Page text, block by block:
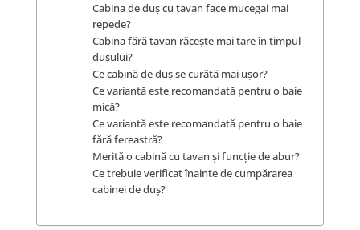
Cabina de duș cu tavan face mucegai mai
repede?
Cabina fără tavan răcește mai tare în timpul
dușului?
Ce cabină de duș se curăță mai ușor?
Ce variantă este recomandată pentru o baie
mică?
Ce variantă este recomandată pentru o baie
fără fereastră?
Merită o cabină cu tavan și funcție de abur?
Ce trebuie verificat înainte de cumpărarea
cabinei de duș?